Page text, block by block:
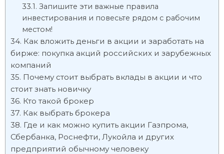
Запишите эти важные правила
инвестирования и повесьте рядом с рабочим
местом!
Как вложить деньги в акции и заработать на
бирже: покупка акций российских и зарубежных
компаний
Почему стоит выбрать вклады в акции и что
стоит знать новичку
Кто такой брокер
Как выбрать брокера
Где и как можно купить акции Газпрома,
Сбербанка, Роснефти, Лукойла и других
предприятий обычному человеку